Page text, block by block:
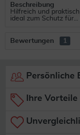
Beschreibung
Hilfreich und
ideal zum Schutz für...
Bewertungen 1
Persönliche
Ihre Vorteile